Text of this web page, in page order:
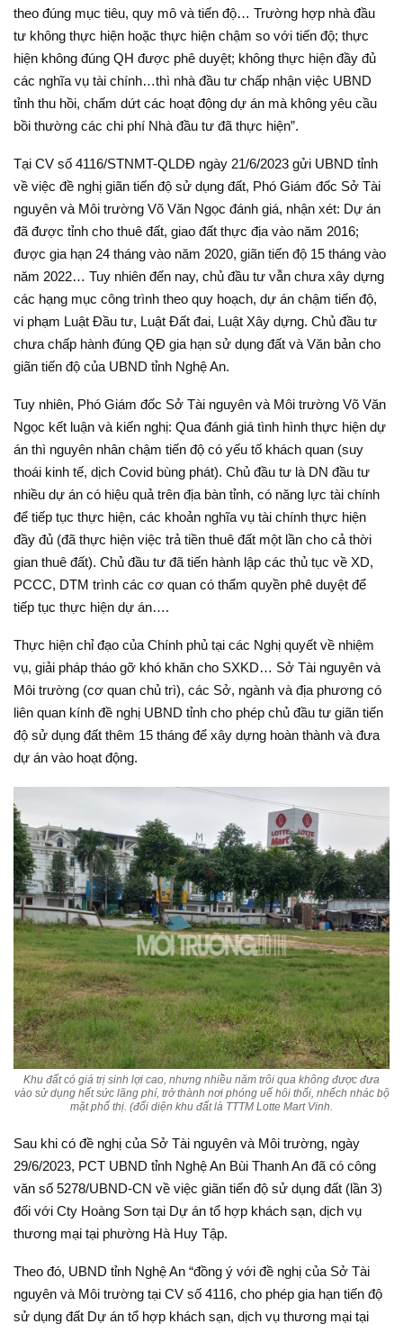
theo đúng mục tiêu, quy mô và tiến độ… Trường hợp nhà đầu
tư không thực hiện hoặc thực hiện chậm so với tiến độ; thực
hiện không đúng QH được phê duyệt; không thực hiện đầy đủ
các nghĩa vụ tài chính…thì nhà đầu tư chấp nhận việc UBND
tỉnh thu hồi, chấm dứt các hoạt động dự án mà không yêu cầu
bồi thường các chi phí Nhà đầu tư đã thực hiện”.
Tại CV số 4116/STNMT-QLDĐ ngày 21/6/2023 gửi UBND tỉnh
về việc đề nghị giãn tiến độ sử dụng đất, Phó Giám đốc Sở Tài
nguyên và Môi trường Võ Văn Ngọc đánh giá, nhận xét: Dự án
đã được tỉnh cho thuê đất, giao đất thực địa vào năm 2016;
được gia hạn 24 tháng vào năm 2020, giãn tiến độ 15 tháng vào
năm 2022… Tuy nhiên đến nay, chủ đầu tư vẫn chưa xây dựng
các hạng mục công trình theo quy hoạch, dự án chậm tiến độ,
vi phạm Luật Đầu tư, Luật Đất đai, Luật Xây dựng. Chủ đầu tư
chưa chấp hành đúng QĐ gia hạn sử dụng đất và Văn bản cho
giãn tiến độ của UBND tỉnh Nghệ An.
Tuy nhiên, Phó Giám đốc Sở Tài nguyên và Môi trường Võ Văn
Ngọc kết luận và kiến nghị: Qua đánh giá tình hình thực hiện dự
án thì nguyên nhân chậm tiến độ có yếu tố khách quan (suy
thoái kinh tế, dịch Covid bùng phát). Chủ đầu tư là DN đầu tư
nhiều dự án có hiệu quả trên địa bàn tỉnh, có năng lực tài chính
để tiếp tục thực hiện, các khoản nghĩa vụ tài chính thực hiện
đầy đủ (đã thực hiện việc trả tiền thuê đất một lần cho cả thời
gian thuê đất). Chủ đầu tư đã tiến hành lập các thủ tục về XD,
PCCC, DTM trình các cơ quan có thẩm quyền phê duyệt để
tiếp tục thực hiện dự án….
Thực hiện chỉ đạo của Chính phủ tại các Nghị quyết về nhiệm
vụ, giải pháp tháo gỡ khó khăn cho SXKD… Sở Tài nguyên và
Môi trường (cơ quan chủ trì), các Sở, ngành và địa phương có
liên quan kính đề nghị UBND tỉnh cho phép chủ đầu tư giãn tiến
độ sử dụng đất thêm 15 tháng để xây dựng hoàn thành và đưa
dự án vào hoạt động.
Khu đất có giá trị sinh lợi cao, nhưng nhiều năm trôi qua không được đưa
vào sử dụng hết sức lãng phí, trở thành nơi phóng uế hôi thối, nhếch nhác bộ
mặt phố thị. (đối diện khu đất là TTTM Lotte Mart Vinh.
Sau khi có đề nghị của Sở Tài nguyên và Môi trường, ngày
29/6/2023, PCT UBND tỉnh Nghệ An Bùi Thanh An đã có công
văn số 5278/UBND-CN về việc giãn tiến độ sử dụng đất (lần 3)
đối với Cty Hoàng Sơn tại Dự án tổ hợp khách sạn, dịch vụ
thương mại tại phường Hà Huy Tập.
Theo đó, UBND tỉnh Nghệ An “đồng ý với đề nghị của Sở Tài
nguyên và Môi trường tại CV số 4116, cho phép gia hạn tiến độ
sử dụng đất Dự án tổ hợp khách sạn, dịch vụ thương mại tại